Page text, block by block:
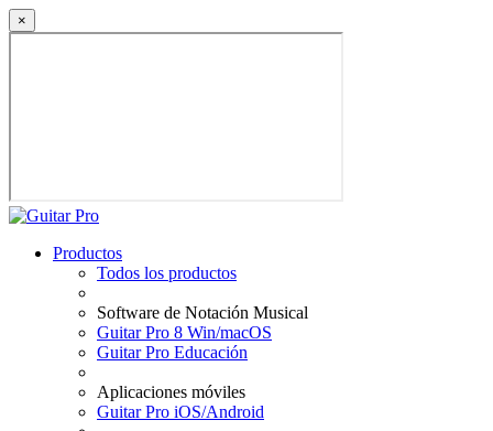
×
Productos
Todos los productos
Software de Notación Musical
Guitar Pro 8 Win/macOS
Guitar Pro Educación
Aplicaciones móviles
Guitar Pro iOS/Android